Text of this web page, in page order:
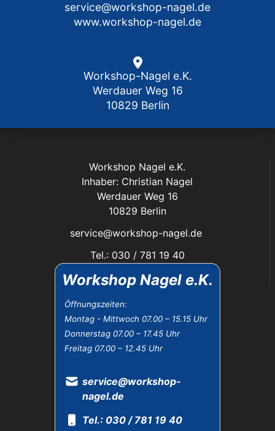
Workshop Nagel e.K.
Öffnungszeiten:
Montag - Mittwoch 07.00 – 15.15 Uhr
Donnerstag 07.00 – 17.45 Uhr
Freitag 07.00 – 12.45 Uhr
service@workshop-
nagel.de
Tel.: 030 / 781 19 40
service@workshop-nagel.de
www.workshop-nagel.de
Workshop-Nagel e.K.
Werdauer Weg 16
10829 Berlin
Workshop Nagel e.K.
Inhaber: Christian Nagel
Werdauer Weg 16
10829 Berlin
service@workshop-nagel.de
Tel.: 030 / 781 19 40
Das Unternehmen:
Öffnungszeiten
Datenschutz
Impressum
AGB